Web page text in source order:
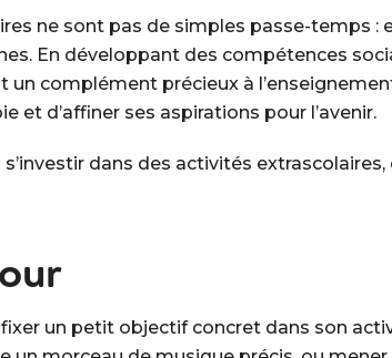
ne sont pas de simples passe-temps
En développant des compétences
un complément précieux à
et d’affiner ses aspirations pour l’avenir.
dans des activités
un petit objectif concret dans son